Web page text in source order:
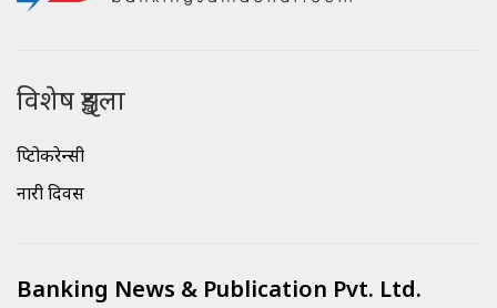
विशेष शृङ्खला
क्रिप्टोकरेन्सी
नारी दिवस
Banking News & Publication Pvt. Ltd.